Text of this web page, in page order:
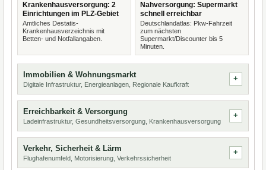
Krankenhausversorgung: 2
Einrichtungen im PLZ-Gebiet
Amtliches Destatis-
Krankenhausverzeichnis mit
Betten- und Notfallangaben.
Nahversorgung: Supermarkt
schnell erreichbar
Deutschlandatlas: Pkw-Fahrzeit
zum nächsten
Supermarkt/Discounter bis 5
Minuten.
Immobilien & Wohnungsmarkt
Digitale Infrastruktur, Energieanlagen, Regionale Kaufkraft
Erreichbarkeit & Versorgung
Ladeinfrastruktur, Gesundheitsversorgung, Krankenhausversorgung
Verkehr, Sicherheit & Lärm
Flughafenumfeld, Motorisierung, Verkehrssicherheit